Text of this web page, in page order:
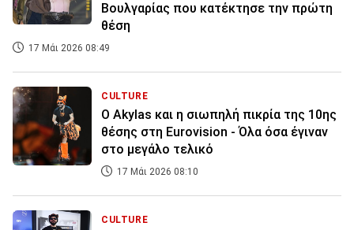
Βουλγαρίας που κατέκτησε την πρώτη
θέση
17 Μάι 2026 08:49
CULTURE
Ο Akylas και η σιωπηλή πικρία της 10ης
θέσης στη Eurovision - Όλα όσα έγιναν
στο μεγάλο τελικό
17 Μάι 2026 08:10
CULTURE